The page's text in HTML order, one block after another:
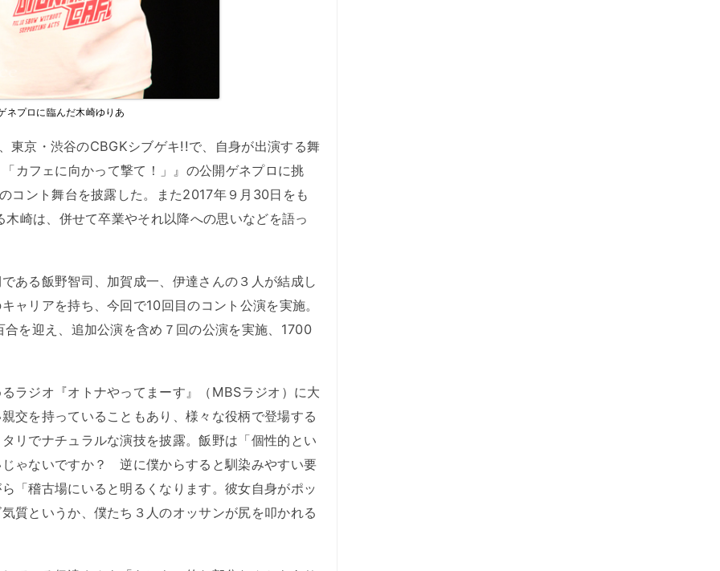
ネプロに臨んだ木崎ゆりあ
京・渋谷のCBGKシブゲキ!!で、自身が出演する舞
カフェに向かって撃て！」』の公開ゲネプロに挑
コント舞台を披露した。また2017年９月30日をも
崎は、併せて卒業やそれ以降への思いなどを語っ
る飯野智司、加賀成一、伊達さんの３人が結成し
ャリアを持ち、今回で10回目のコント公演を実施。
を迎え、追加公演を含め７回の公演を実施、1700
ジオ『オトナやってまーす』（MBSラジオ）に大
交を持っていることもあり、様々な役柄で登場する
リでナチュラルな演技を披露。飯野は「個性的とい
ゃないですか？ 逆に僕からすると馴染みやすい要
「稽古場にいると明るくなります。彼女自身がポッ
質というか、僕たち３人のオッサンが尻を叩かれる